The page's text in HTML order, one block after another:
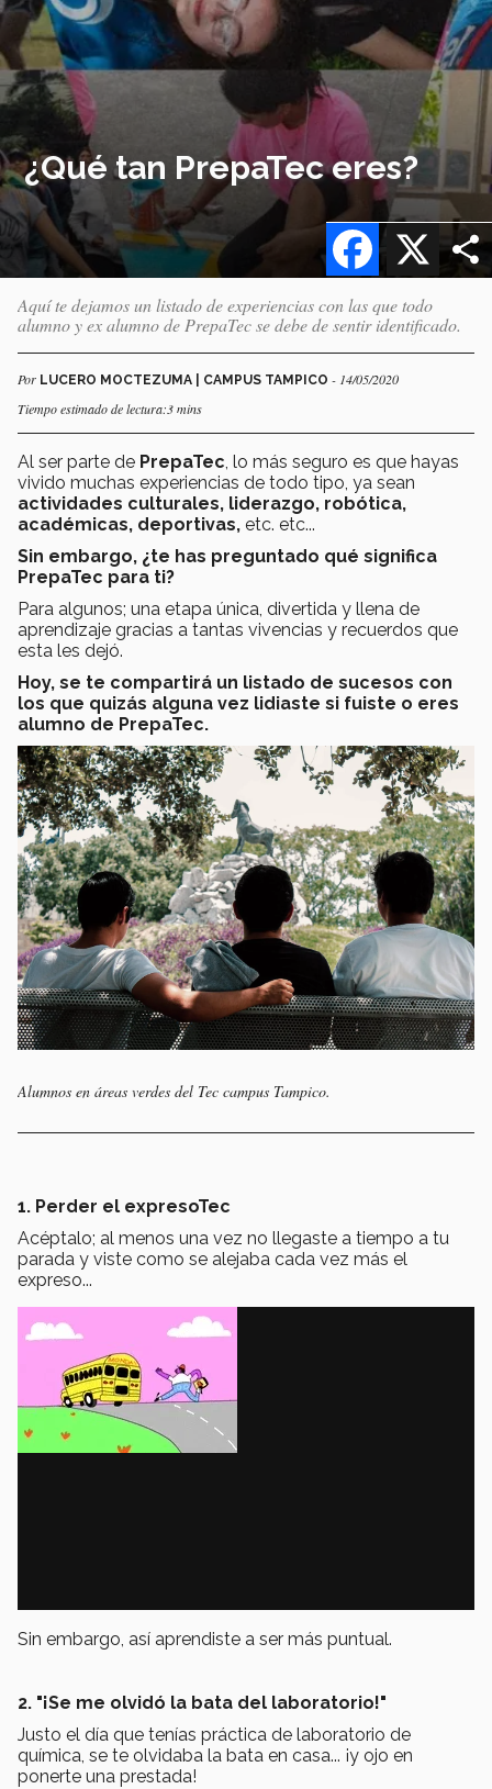
¿Qué tan PrepaTec eres?
X
Facebook
Aquí te dejamos un listado de experiencias con las que todo
alumno y ex alumno de PrepaTec se debe de sentir identificado.
Por LUCERO MOCTEZUMA | CAMPUS TAMPICO - 14/05/2020
Tiempo estimado de lectura:3 mins
Al ser parte de PrepaTec , lo más seguro es que hayas
vivido muchas experiencias de todo tipo, ya sean
actividades culturales, liderazgo, robótica,
académicas, deportivas, etc. etc...
Sin embargo, ¿te has preguntado qué significa
PrepaTec para ti?
Para algunos; una etapa única, divertida y llena de
aprendizaje gracias a tantas vivencias y recuerdos que
esta les dejó.
Hoy, se te compartirá un listado de sucesos con
los que quizás alguna vez lidiaste si fuiste o eres
alumno de PrepaTec.
Alumnos en áreas verdes del Tec campus Tampico.
1. Perder el expresoTec
Acéptalo; al menos una vez no llegaste a tiempo a tu
parada y viste como se alejaba cada vez más el
expreso...
Sin embargo, así aprendiste a ser más puntual.
2. "¡Se me olvidó la bata del laboratorio!"
Justo el día que tenías práctica de laboratorio de
química, se te olvidaba la bata en casa... ¡y ojo en
ponerte una prestada!